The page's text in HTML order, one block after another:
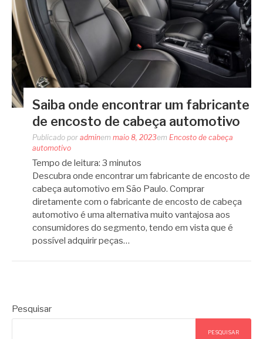
Saiba onde encontrar um fabricante
de encosto de cabeça automotivo
Publicado por adminem maio 8, 2023em Encosto de cabeça
automotivo
Tempo de leitura: 3 minutos
Descubra onde encontrar um fabricante de encosto de
cabeça automotivo em São Paulo. Comprar
diretamente com o fabricante de encosto de cabeça
automotivo é uma alternativa muito vantajosa aos
consumidores do segmento, tendo em vista que é
possível adquirir peças…
Pesquisar
PESQUISAR